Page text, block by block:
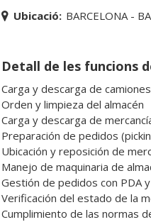
Ubicació: BARCELONA -
Detall de les funcions
Carga y descarga de
Orden y limpieza del almacén
Carga y descarga de
Preparación de pedidos
Ubicación y reposición de
Manejo de maquinaria de
Gestión de pedidos con PDA
Verificación del estado de la
Cumplimiento de las normas